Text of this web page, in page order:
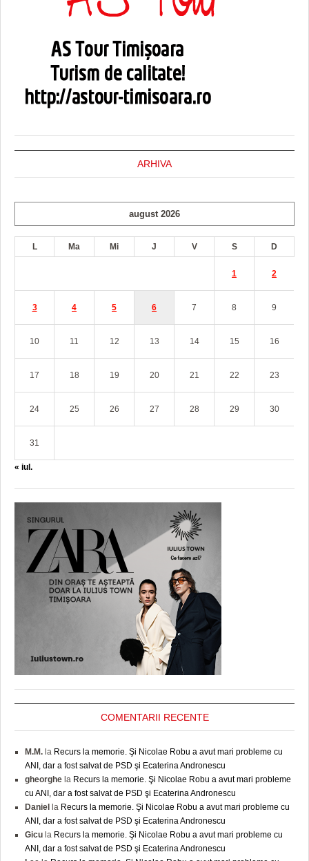
ARHIVA
august 2026
L Ma Mi J V S D
1 2
3 4 5 6 7 8 9
10 11 12 13 14 15 16
17 18 19 20 21 22 23
24 25 26 27 28 29 30
31
« iul.
COMENTARII RECENTE
M.M. la Recurs la memorie. Şi Nicolae Robu a avut mari probleme cu
ANI, dar a fost salvat de PSD şi Ecaterina Andronescu
gheorghe la Recurs la memorie. Şi Nicolae Robu a avut mari probleme
cu ANI, dar a fost salvat de PSD şi Ecaterina Andronescu
Daniel
la Recurs la memorie. Şi Nicolae Robu a avut mari probleme cu
ANI, dar a fost salvat de PSD şi Ecaterina Andronescu
Gicu la Recurs la memorie. Şi Nicolae Robu a avut mari probleme cu
ANI, dar a fost salvat de PSD şi Ecaterina Andronescu